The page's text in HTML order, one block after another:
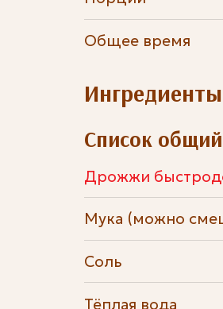
Общее время
Ингредиенты
Список
Дрожжи
Мука (можно
Соль
Тёплая вода